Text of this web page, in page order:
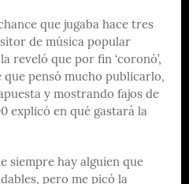
que jugaba hace tres
de música popular
reveló que por fin ‘coronó’,
que pensó mucho publicarlo,
y mostrando fajos de
explicó en qué gastará la
siempre hay alguien que
pero me picó la